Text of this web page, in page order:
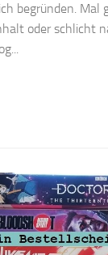
begründen. Mal
oder schlicht